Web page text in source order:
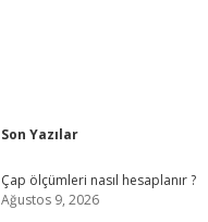
Sidebar
Son Yazılar
Çap ölçümleri nasıl hesaplanır ?
Ağustos 9, 2026